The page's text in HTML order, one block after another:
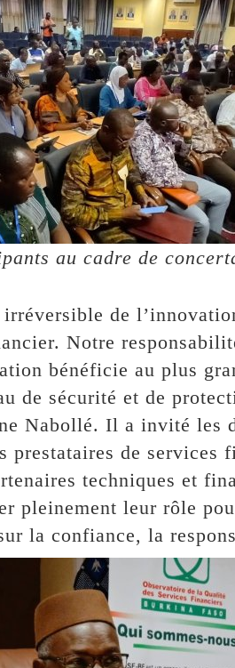
au cadre de
de
Notre
bénéficie au plus
de sécurité et de
Nabollé. Il a invité les
prestataires de services
techniques et
pleinement leur rôle
la confiance, la